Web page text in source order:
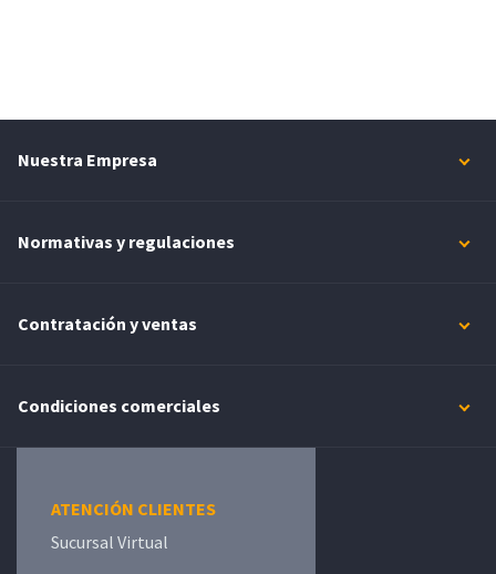
Nuestra Empresa
Normativas y regulaciones
Contratación y ventas
Condiciones comerciales
ATENCIÓN CLIENTES
Sucursal Virtual